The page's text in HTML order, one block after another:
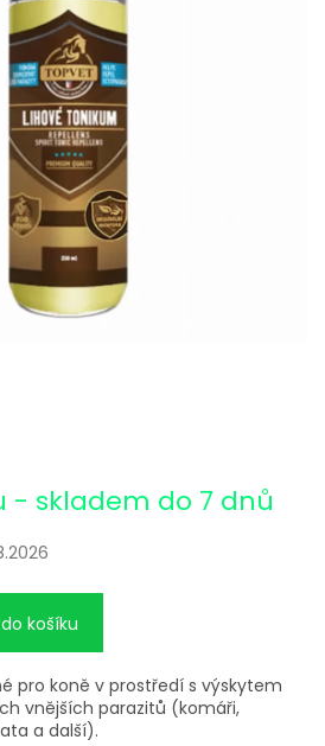
- skladem do 7 dnů
košíku
pro koně v prostředí s výskytem
vnějších parazitů (komáři,
a další).